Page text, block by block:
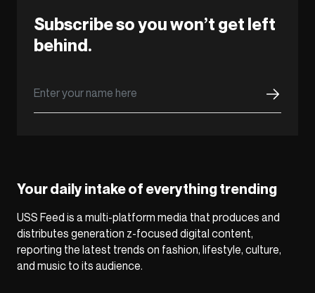
Subscribe so you won’t get left
behind.
Your daily intake of everything trending
USS Feed is a multi-platform media that produces and
distributes generation z-focused digital content,
reporting the latest trends on fashion, lifestyle, culture,
and music to its audience.